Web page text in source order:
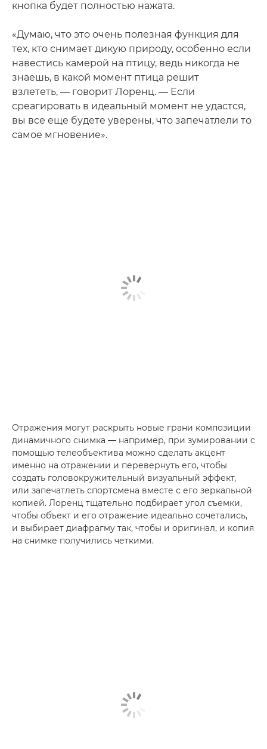
кнопка будет полностью нажата.
«Думаю, что это очень полезная функция для
тех, кто снимает дикую природу, особенно если
навестись камерой на птицу, ведь никогда не
знаешь, в какой момент птица решит
взлететь, — говорит Лоренц. — Если
среагировать в идеальный момент не удастся,
вы все еще будете уверены, что запечатлели то
самое мгновение».
Отражения могут раскрыть новые грани композиции
динамичного снимка — например, при зумировании с
помощью телеобъектива можно сделать акцент
именно на отражении и перевернуть его, чтобы
создать головокружительный визуальный эффект,
или запечатлеть спортсмена вместе с его зеркальной
копией. Лоренц тщательно подбирает угол съемки,
чтобы объект и его отражение идеально сочетались,
и выбирает диафрагму так, чтобы и оригинал, и копия
на снимке получились четкими.